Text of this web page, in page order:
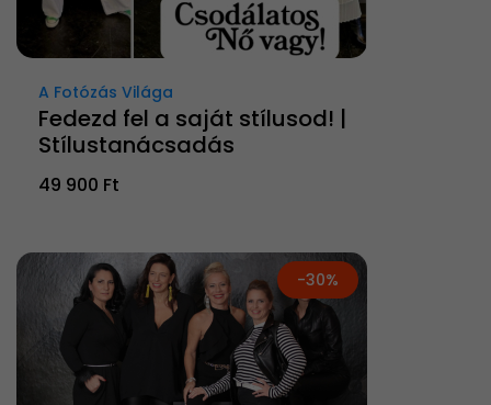
A Fotózás Világa
Fedezd fel a saját stílusod! |
Stílustanácsadás
49 900 Ft
-30%